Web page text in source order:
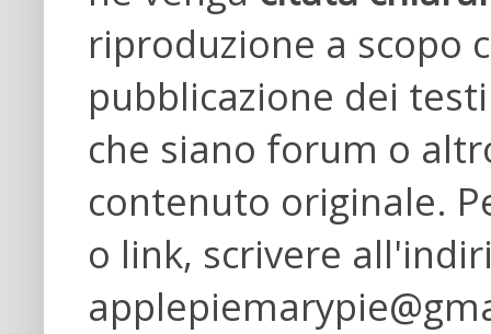
riproduzione a scopo
pubblicazione dei
che siano forum o
contenuto originale.
o link, scrivere